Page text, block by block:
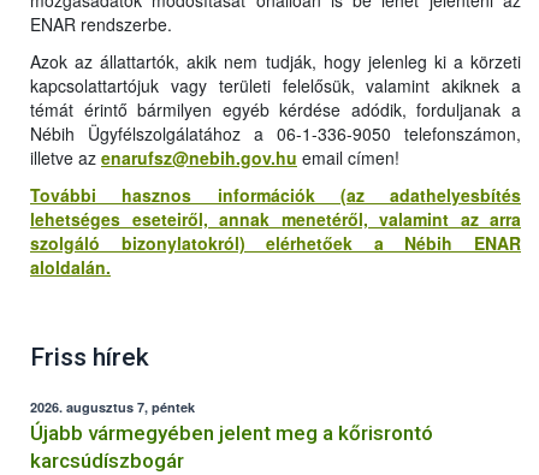
ENAR rendszerbe.
Azok az állattartók, akik nem tudják, hogy jelenleg ki a körzeti
kapcsolattartójuk vagy területi felelősük, valamint akiknek a
témát érintő bármilyen egyéb kérdése adódik, forduljanak a
Nébih Ügyfélszolgálatához a 06-1-336-9050 telefonszámon,
illetve az enarufsz@nebih.gov.hu email címen!
További hasznos információk (az adathelyesbítés
lehetséges eseteiről, annak menetéről, valamint az arra
szolgáló bizonylatokról) elérhetőek a Nébih ENAR
aloldalán.
Friss hírek
2026. augusztus 7, péntek
Újabb vármegyében jelent meg a kőrisrontó
karcsúdíszbogár